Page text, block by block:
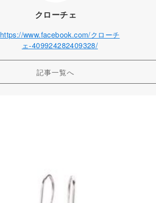
クローチェ
https://www.facebook.com/クローチ
ェ-409924282409328/
記事一覧へ